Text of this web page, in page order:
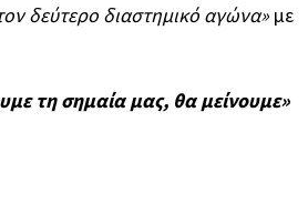
δεύτερο διαστημικό αγώνα» με
τη σημαία μας, θα μείνουμε»